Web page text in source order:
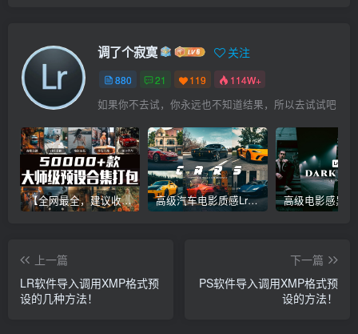
调了个寂寞 关注
880 21 119 114W+
如果你不去试，你永远也不知道结果，所以去试试吧
【全网最全，建议收藏】5万多款Lr顶级调色预设合集，精心整理，分类清晰，摄影师调色师必备素材，够用一辈子！ 高级汽车电影质感Lr调色教程，手机滤镜PS+Lightroom预设下载！
上一篇
LR软件导入调用XMP格式预
设的几种方法！
下一篇
PS软件导入调用XMP格式预
设的方法！